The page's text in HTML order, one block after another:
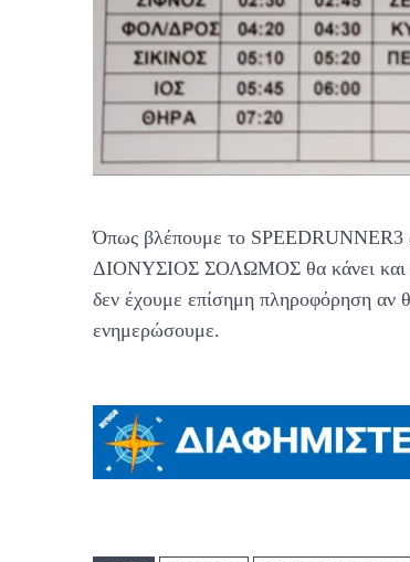
Όπως βλέπουμε το SPEEDRUNNER3
ΔΙΟΝΥΣΙΟΣ ΣΟΛΩΜΟΣ θα κάνει και
δεν έχουμε επίσημη πληροφόρηση αν
ενημερώσουμε.